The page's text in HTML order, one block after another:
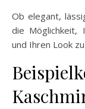
Ob elegant,
die Möglichkeit,
und Ihren Look